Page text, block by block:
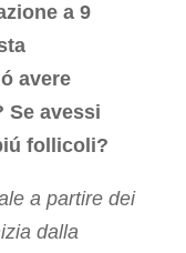
a 9
avere
Se avessi
follicoli?
a partire dei
dalla